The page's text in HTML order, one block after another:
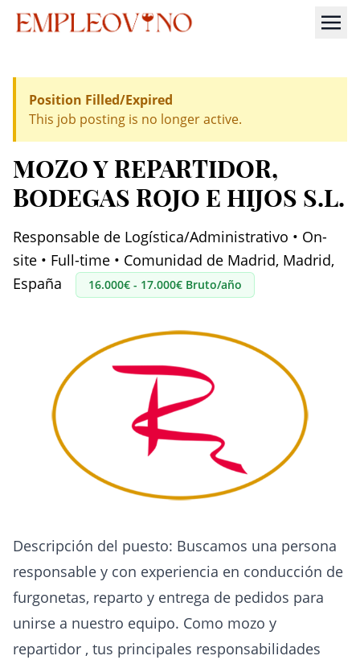
Position Filled/Expired
This job posting is no longer active.
MOZO Y REPARTIDOR,
BODEGAS ROJO E HIJOS S.L.
Responsable de Logística/Administrativo • On-
site • Full-time • Comunidad de Madrid, Madrid,
España
16.000€ - 17.000€ Bruto/año
Descripción del puesto: Buscamos una persona
responsable y con experiencia en conducción de
furgonetas, reparto y entrega de pedidos para
unirse a nuestro equipo. Como mozo y
repartidor , tus principales responsabilidades